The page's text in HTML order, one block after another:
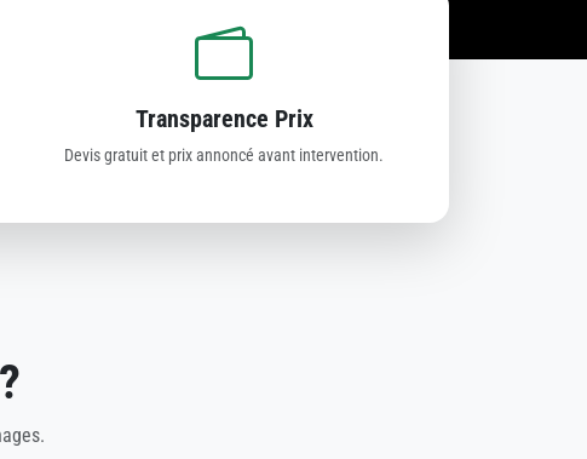
Transparence Prix
Devis gratuit et prix annoncé avant intervention.